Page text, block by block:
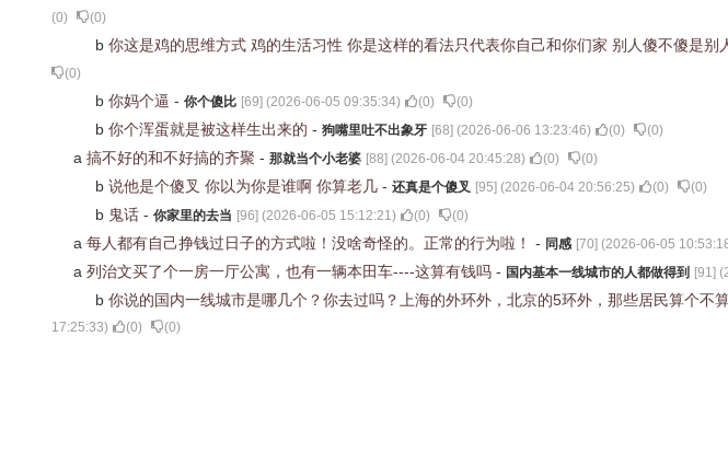
(0) (0)
b 你这是鸡的思维方式 鸡的生活习性 你是这样的看法只代表你自己和你们家 别人傻不傻是别
(0)
b 你妈个逼 - 你个傻比 [69] (2026-06-05 09:35:34) (0) (0)
b 你个浑蛋就是被这样生出来的 - 狗嘴里吐不出象牙 [68] (2026-06-06 13:23:46) (0) (0)
a 搞不好的和不好搞的齐聚 - 那就当个小老婆 [88] (2026-06-04 20:45:28) (0) (0)
b 说他是个傻叉 你以为你是谁啊 你算老几 - 还真是个傻叉 [95] (2026-06-04 20:56:25) (0) (0)
b 鬼话 - 你家里的去当 [96] (2026-06-05 15:12:21) (0) (0)
a 每人都有自己挣钱过日子的方式啦！没啥奇怪的。正常的行为啦！ - 同感 [70] (2026-06-05
a 列治文买了个一房一厅公寓，也有一辆本田车----这算有钱吗 - 国内基本一线城市的人都做得到 [91] (
b 你说的国内一线城市是哪几个？你去过吗？上海的外环外，北京的5环外，那些居民算个不
17:25:33) (0) (0)